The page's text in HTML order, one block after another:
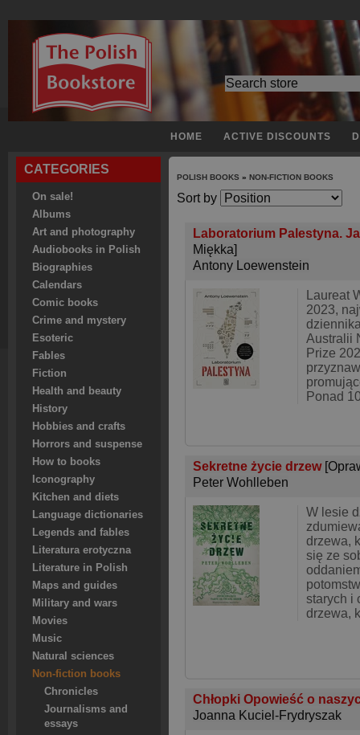
HOME ACTIVE DISCOUNTS
CATEGORIES
On sale!
Albums
Art and photography
Audiobooks in Polish
Biographies
Calendars
Comic books
Crime and mystery
Esoteric
Fables
Fiction
Health and beauty
History
Hobbies and crafts
Horrors and suspense
How to books
Iconography
Kitchen and diets
Language dictionaries
Legends and fables
Literatura erotyczna
Literature in Polish
Maps and guides
Military and wars
Movies
Music
Natural sciences
Non-fiction books
Chronicles
Journalisms and
essays
POLISH BOOKS » NON-FICTION BOOKS
Sort by
Laboratorium Palestyna.
Miękka]
Antony Loewenstein
Laureat
2023,
Australii
Prize
Ponad
Sekretne życie drzew
Peter Wohlleben
W lesie
drzewa,
się ze
starych i
drzewa,
Chłopki Opowieść o
Joanna Kuciel-Frydryszak